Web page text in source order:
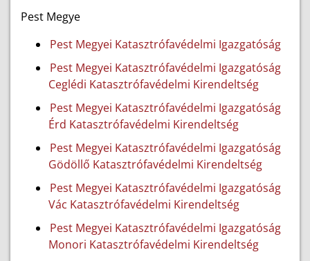
Pest Megye
Pest Megyei Katasztrófavédelmi Igazgatóság
Pest Megyei Katasztrófavédelmi Igazgatóság
Ceglédi Katasztrófavédelmi Kirendeltség
Pest Megyei Katasztrófavédelmi Igazgatóság
Érd Katasztrófavédelmi Kirendeltség
Pest Megyei Katasztrófavédelmi Igazgatóság
Gödöllő Katasztrófavédelmi Kirendeltség
Pest Megyei Katasztrófavédelmi Igazgatóság
Vác Katasztrófavédelmi Kirendeltség
Pest Megyei Katasztrófavédelmi Igazgatóság
Monori Katasztrófavédelmi Kirendeltség